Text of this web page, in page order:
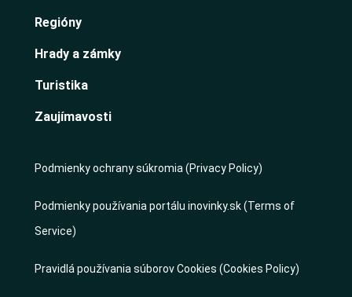
Regióny
Hrady a zámky
Turistika
Zaujímavosti
Podmienky ochrany súkromia (Privacy Policy)
Podmienky používania portálu inovinky.sk (Terms of
Service)
Pravidlá používania súborov Cookies (Cookies Policy)